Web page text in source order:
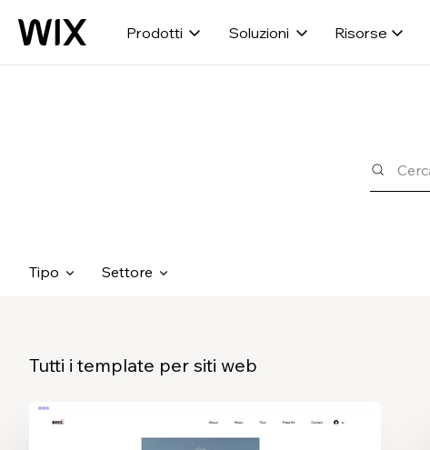
Prodotti Soluzioni Risorse
Tipo Settore
Tutti i template per siti web